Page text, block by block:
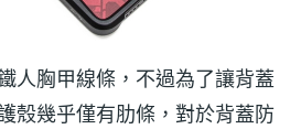
人胸甲線條，不過為了讓背蓋
殼幾乎僅有肋條，對於背蓋防